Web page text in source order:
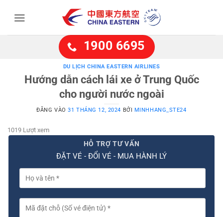
1900 6695
DU LỊCH CHINA EASTERN AIRLINES
Hướng dẫn cách lái xe ở Trung Quốc
cho người nước ngoài
ĐĂNG VÀO31 THÁNG 12, 2024 BỞI MINHHANG_STE24
1019 Lượt xem
HỖ TRỢ TƯ VẤN
ĐẶT VÉ - ĐỔI VÉ - MUA HÀNH LÝ